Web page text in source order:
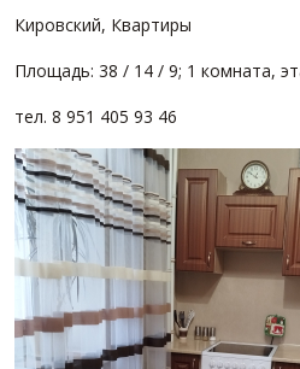
Кировский, Квартиры
Площадь: 38 / 14 / 9; 1 комната,
тел. 8 951 405 93 46